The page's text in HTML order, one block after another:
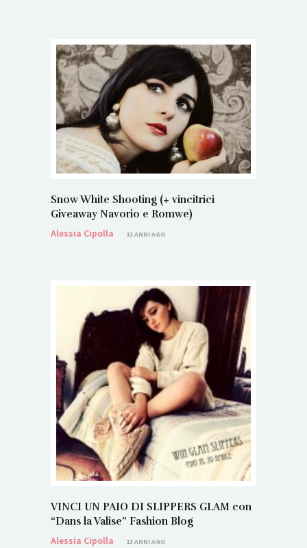
Snow White Shooting (+ vincitrici
Giveaway Navorio e Romwe)
Alessia Cipolla
13 ANNI AGO
VINCI UN PAIO DI SLIPPERS GLAM con
“Dans la Valise” Fashion Blog
Alessia Cipolla
13 ANNI AGO